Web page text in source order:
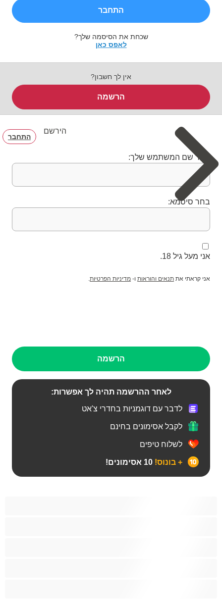
התחבר
שכחת את הסיסמה שלך?
לאפס כאן
אין לך חשבון?
הרשמה
הירשם
התחבר
בחר שם המשתמש שלך:
בחר סיסמא:
אני מעל גיל 18.
אני קראתי את תנאים והוראות ו- מדיניות הפרטיות.
הרשמה
לאחר ההרשמה תהיה לך אפשרות:
לדבר עם דוגמניות בחדרי צ'אט
לקבל אסימונים בחינם
לשלוח טיפים
+ בונוס!